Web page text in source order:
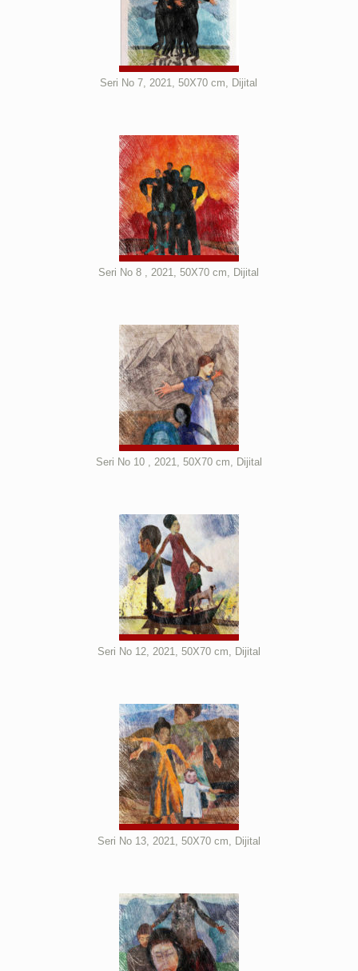
Seri No 7, 2021, 50X70 cm, Dijital
Seri No 8 , 2021, 50X70 cm, Dijital
Seri No 10 , 2021, 50X70 cm, Dijital
Seri No 12, 2021, 50X70 cm, Dijital
Seri No 13, 2021, 50X70 cm, Dijital